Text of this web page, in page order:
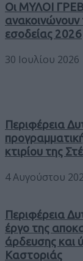
Οι ΜΥΛΟΙ
ανακοινώνουν
εσοδείας 2026
30 Ιουλίου 2026
Περιφέρεια
κτιρίου της
4 Αυγούστου
Περιφέρεια
έργο της
άρδευσης και
Καστοριάς